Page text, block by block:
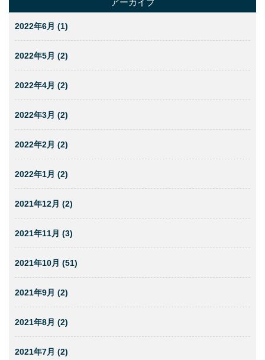
2022年6月 (1)
2022年5月 (2)
2022年4月 (2)
2022年3月 (2)
2022年2月 (2)
2022年1月 (2)
2021年12月 (2)
2021年11月 (3)
2021年10月 (51)
2021年9月 (2)
2021年8月 (2)
2021年7月 (2)